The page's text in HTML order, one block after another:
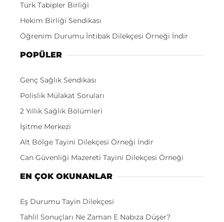
Türk Tabipler Birliği
Hekim Birliği Sendikası
Öğrenim Durumu İntibak Dilekçesi Örneği İndir
POPÜLER
Genç Sağlık Sendikası
Polislik Mülakat Soruları
2 Yıllık Sağlık Bölümleri
İşitme Merkezi
Alt Bölge Tayini Dilekçesi Örneği İndir
Can Güvenliği Mazereti Tayini Dilekçesi Örneği
EN ÇOK OKUNANLAR
Eş Durumu Tayin Dilekçesi
Tahlil Sonuçları Ne Zaman E Nabıza Düşer?